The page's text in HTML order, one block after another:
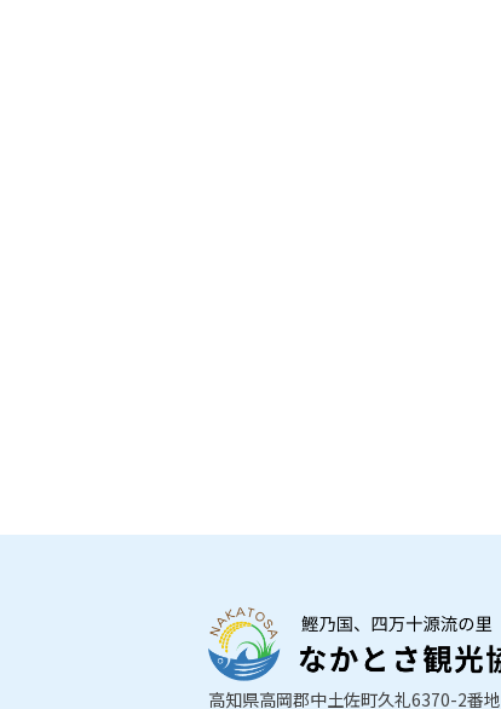
高知県高岡郡中土佐町久礼6370-2番地